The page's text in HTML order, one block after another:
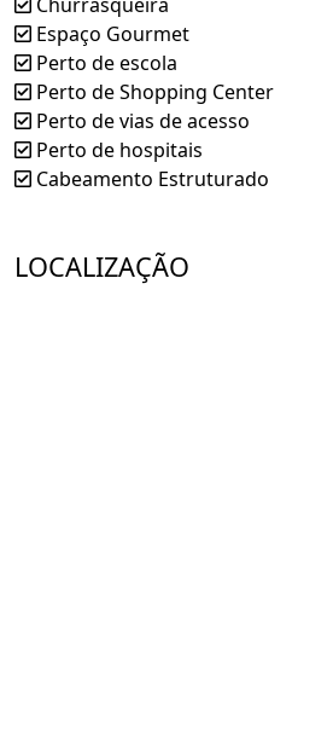
Espaço Gourmet
Perto de escola
Perto de Shopping Center
Perto de vias de acesso
Perto de hospitais
Cabeamento Estruturado
LOCALIZAÇÃO